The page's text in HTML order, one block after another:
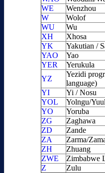
WE
Wenzhou
W
Wolof
WU
Wu
XH
Xhosa
YK
Yakutian /
YAO
Yao
YER
Yerukula
YZ
Yezidi
language)
YI
Yi / Nosu
YOL
Yolngu/
YO
Yoruba
ZG
Zaghawa
ZD
Zande
ZA
Zarma/
ZH
Zhuang
ZWE
Zimbabwe
Z
Zulu